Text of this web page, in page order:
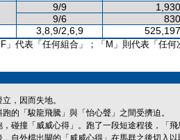
9/9
9/6
3,8,9/2,6,9
」代表「任何組合」；「M」則代表「任何
，因而失地。
的「駿龍飛騰」與「怡心聲」之間受擠迫。
，碰撞「威威心得」。跑了一段短途程後，「
自外檔出閘的「威威心得」在馬群之後切入